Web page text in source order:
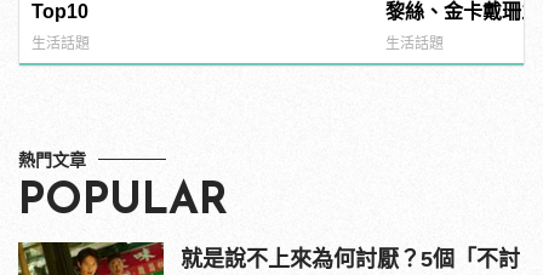
Top10
生活話題
黎絲、金卡戴珊
生活話題
熱門文章
POPULAR
就是說不上來為何討厭？5個「不討